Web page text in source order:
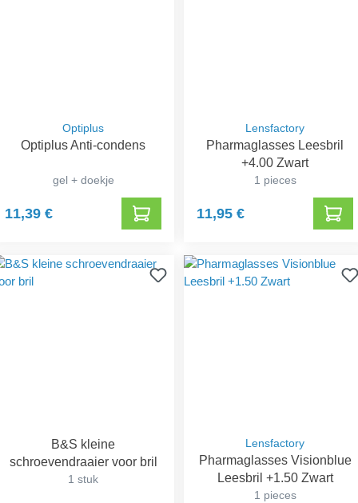
Optiplus
Optiplus Anti-condens
gel + doekje
11,39 €
Lensfactory
Pharmaglasses Leesbril
+4.00 Zwart
1 pieces
11,95 €
B&S kleine
schroevendraaier voor bril
1 stuk
Lensfactory
Pharmaglasses Visionblue
Leesbril +1.50 Zwart
1 pieces